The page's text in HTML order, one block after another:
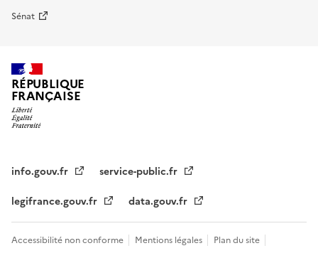
Sénat
RÉPUBLIQUE
FRANÇAISE
info.gouv.fr
service-public.fr
legifrance.gouv.fr
data.gouv.fr
Accessibilité non conforme Mentions légales
Plan du site